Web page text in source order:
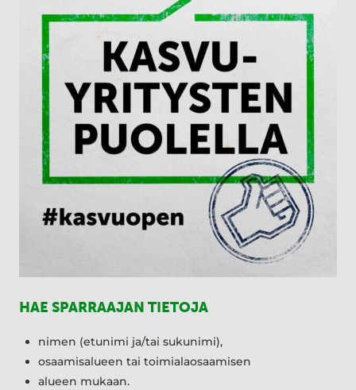
HAE SPARRAAJAN TIETOJA
nimen (etunimi ja/tai sukunimi),
osaamisalueen tai toimialaosaamisen
alueen mukaan.